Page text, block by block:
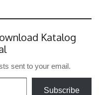
Katalog
sent to your email.
Subscribe